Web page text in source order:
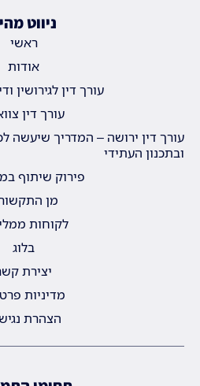
ניווט
ראשי
אודות
עורך דין לגירושין
עורך דין
עורך דין ירושה – המדריך שיעשה
ובתכנון העתידי
פירוק שיתוף
מן
לקוחות
בלוג
יצירת
מדיניות
הצהרת